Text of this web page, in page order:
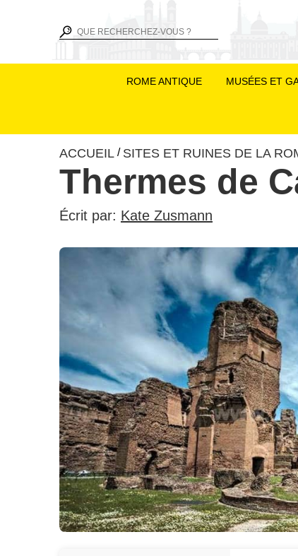
ROME ANTIQUE MUSÉES ET
ACCUEIL / SITES ET RUINES DE LA
Thermes de
Écrit par: Kate Zusmann